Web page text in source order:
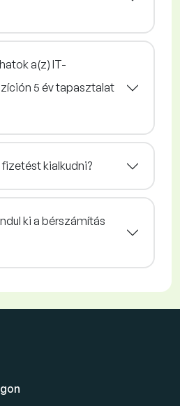
a(z) IT-
5 év tapasztalat
kialkudni?
ki a bérszámítás